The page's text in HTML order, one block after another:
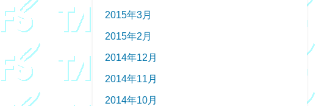
2015年3月
2015年2月
2014年12月
2014年11月
2014年10月